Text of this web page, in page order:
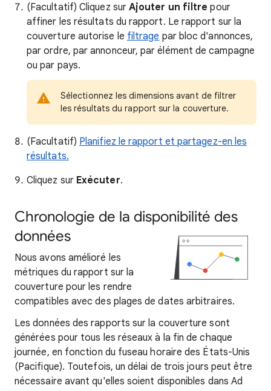
(Facultatif) Cliquez sur Ajouter un filtre pour
affiner les résultats du rapport. Le rapport sur la
couverture autorise le filtrage par bloc d'annonces,
par ordre, par annonceur, par élément de campagne
ou par pays.
Sélectionnez les dimensions avant de filtrer
les résultats du rapport sur la couverture.
(Facultatif) Planifiez le rapport et partagez-en les
résultats.
Cliquez sur Exécuter.
Chronologie de la disponibilité des
données
Nous avons amélioré les
métriques du rapport sur la
couverture pour les rendre
compatibles avec des plages de dates arbitraires.
Les données des rapports sur la couverture sont
générées pour tous les réseaux à la fin de chaque
journée, en fonction du fuseau horaire des États-Unis
(Pacifique). Toutefois, un délai de trois jours peut être
nécessaire avant qu'elles soient disponibles dans Ad